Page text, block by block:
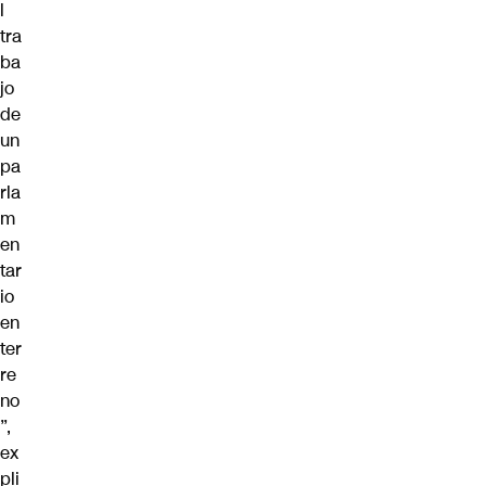
l
tra
ba
jo
de
un
pa
rla
m
en
tar
io
en
ter
re
no
”,
ex
pli